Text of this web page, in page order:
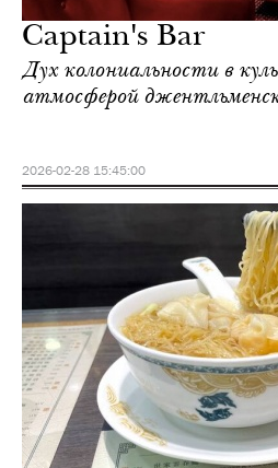
Captain's Bar
Дух колониальности в
атмосферой
2026-02-28 15:45:00